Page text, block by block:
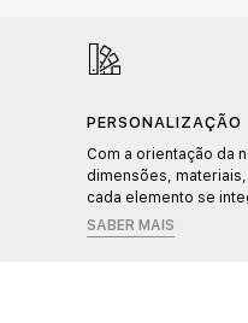
PERSONALIZAÇÃO
Com a orientação da
dimensões,
cada elemento se
SABER MAIS